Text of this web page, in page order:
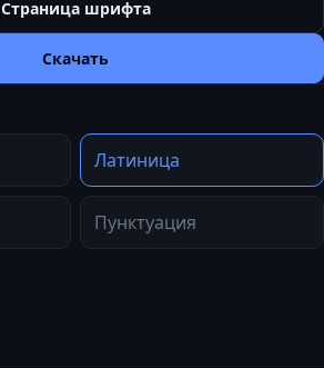
Страница шрифта
Скачать
Латиница
Пунктуация